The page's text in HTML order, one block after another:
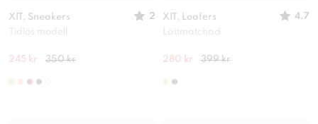
XIT, Sneakers
2
Tidlös modell
245 kr 350 kr
XIT, Loafers
4.7
Lättmatchad
280 kr 399 kr